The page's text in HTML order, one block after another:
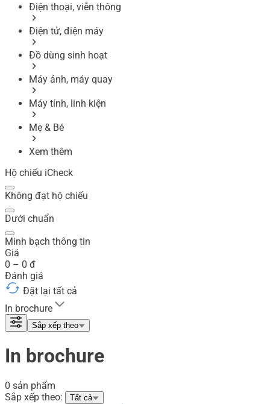
Điện thoại, viễn thông
Điện tử, điện máy
Đồ dùng sinh hoạt
Máy ảnh, máy quay
Máy tính, linh kiện
Mẹ & Bé
Xem thêm
Hộ chiếu iCheck
Không đạt hộ chiếu
Dưới chuẩn
Minh bạch thông tin
Giá
0 – 0 đ
Đánh giá
Đặt lại tất cả
In brochure
Sắp xếp theo
In brochure
0 sản phẩm
Sắp xếp theo:
Tất cả